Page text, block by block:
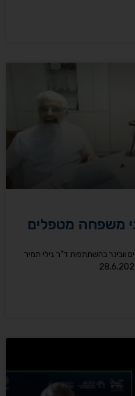
משפחה מטפלים
וובינר בהשתתפות ד"ר גילי תמיר